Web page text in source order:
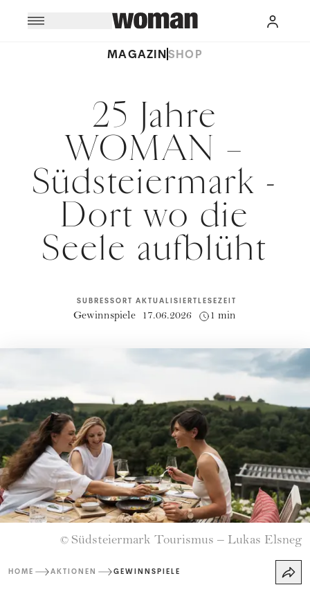
MAGAZINSHOP
25 Jahre
WOMAN –
Südsteiermark -
Dort wo die
Seele aufblüht
SUBRESSORT
Gewinnspiele
AKTUALISIERT
17.06.2026
LESEZEIT
1 min
© Südsteiermark Tourismus – Lukas Elsneg
HOME AKTIONEN GEWINNSPIELE